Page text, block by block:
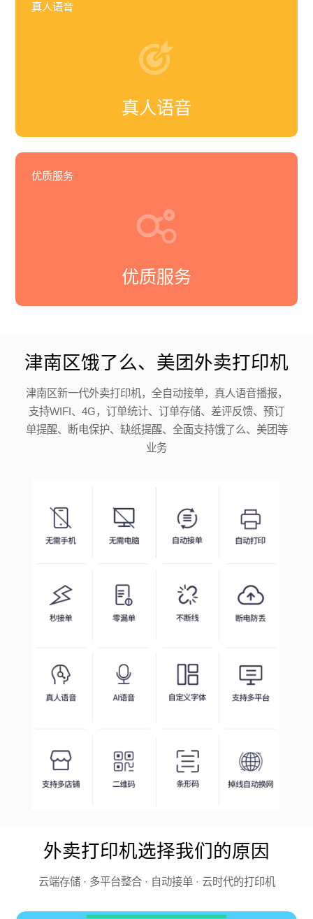
真人语音
真人语音
优质服务
优质服务
津南区饿了么、美团外卖打印机
津南区新一代外卖打印机，全自动接单，真人语音播报，
支持WIFI、4G，订单统计、订单存储、差评反馈、预订
单提醒、断电保护、缺纸提醒、全面支持饿了么、美团等
业务
外卖打印机选择我们的原因
云端存储 · 多平台整合 · 自动接单 · 云时代的打印机